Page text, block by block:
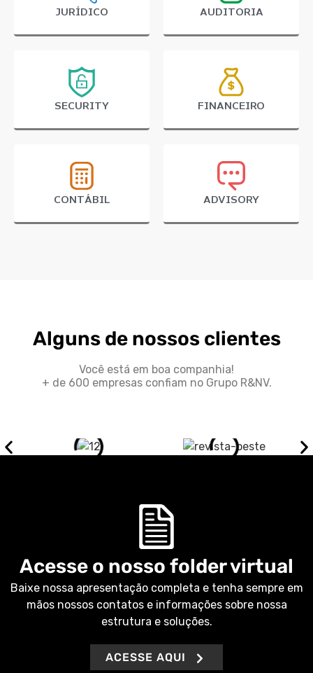
JURÍDICO AUDITORIA
SECURITY FINANCEIRO
CONTÁBIL ADVISORY
Alguns de nossos clientes
Você está em boa companhia!
+ de 600 empresas confiam no Grupo R&NV.
Acesse o nosso folder virtual
Baixe nossa apresentação completa e tenha sempre em
mãos nossos contatos e informações sobre nossa
estrutura e soluções.
ACESSE AQUI